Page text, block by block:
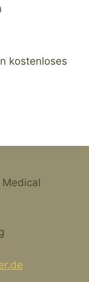
kostenloses